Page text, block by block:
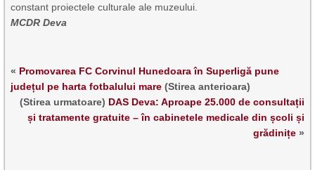
constant proiectele culturale ale muzeului.
MCDR Deva
« Promovarea FC Corvinul Hunedoara în Superligă pune
județul pe harta fotbalului mare (Stirea anterioara)
(Stirea urmatoare) DAS Deva: Aproape 25.000 de consultații
și tratamente gratuite – în cabinetele medicale din școli și
grădinițe»